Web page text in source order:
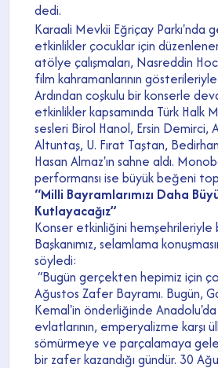
dedi.
Karaali Mevkii Eğriçay Parkı'nda
etkinlikler çocuklar için
atölye çalışmaları, Nasreddin
film kahramanlarının gösterileriyle
Ardından coşkulu bir konserle
etkinlikler kapsamında Türk Halk
sesleri Birol Hanol, Ersin Demirci,
Altuntaş, U. Fırat Taştan,
Hasan Almaz'ın sahne aldı.
performansı ise büyük beğeni
“Milli Bayramlarımızı Daha
Kutlayacağız”
Konser etkinliğini
Başkanımız, selamlama
söyledi:
“Bugün gerçekten hepimiz için
Ağustos Zafer Bayramı. Bugün,
Kemal'in önderliğinde Anadolu'da
evlatlarının, emperyalizme karşı
sömürmeye ve parçalamaya
bir zafer kazandığı gündür. 30